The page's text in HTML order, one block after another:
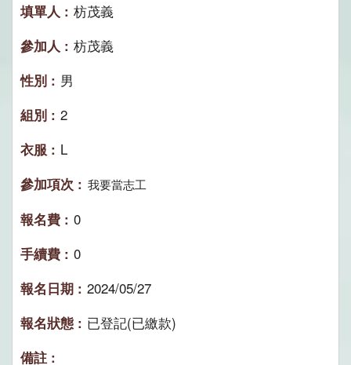
枋茂義
枋茂義
男
2
L
我要當志工
0
0
2024/05/27
已登記(已繳款)